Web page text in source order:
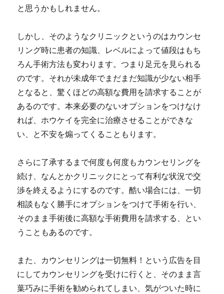
と思うかもしれません。
しかし、そのようなクリニックというのはカウンセ
リング時に患者の知識、レベルによって値段はもち
ろん手術方法も変わります。つまり足元を見られる
のです。 それが未成年でまだまだ知識が少ない相手
となると、驚くほどの高額な費用を請求することが
あるのです。本来必要のないオプションをつけなけ
れば、ホウケイを完全に治療させることができな
い、と不安を煽ってくることもります。
さらに了承するまで何度も何度もカウンセリングを
続け、なんとかクリニックにとって有利な状況で交
渉を終えるようにするのです。酷い場合には、一切
相談もなく勝手にオプションをつけて手術を行い、
そのまま手術後に高額な手術費用を請求する、とい
うこともあるのです。
また、カウンセリングは一切無料！という広告を目
にしてカウンセリングを受けに行くと、そのまま言
葉巧みに手術を勧められてしまい、気がついた時に